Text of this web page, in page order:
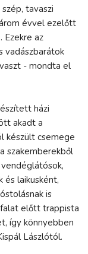
tavaszi
évvel ezelőtt
Ezekre az
vadászbarátok
- mondta el
házi
akadt a
készült csemege
szakemberekből
és laikusként,
is
előtt trappista
így könnyebben
Lászlótól.